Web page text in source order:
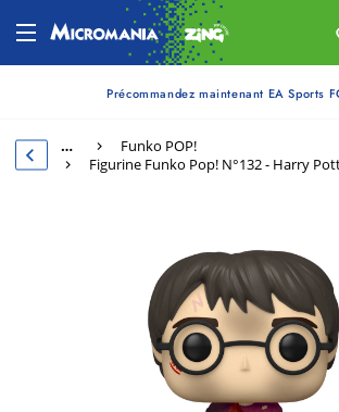
Précommandez maintenant EA Sports
…
Funko POP!
Figurine Funko Pop! N°132 - Harry